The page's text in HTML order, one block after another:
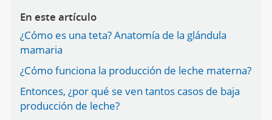
En este artículo
¿Cómo es una teta? Anatomía de la glándula
mamaria
¿Cómo funciona la producción de leche materna?
Entonces, ¿por qué se ven tantos casos de baja
producción de leche?